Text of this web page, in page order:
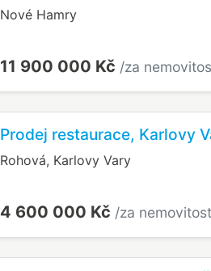
Nové Hamry
11 900 000 Kč /za
Prodej restaurace, Karlovy
Rohová, Karlovy Vary
4 600 000 Kč /za nemovitost